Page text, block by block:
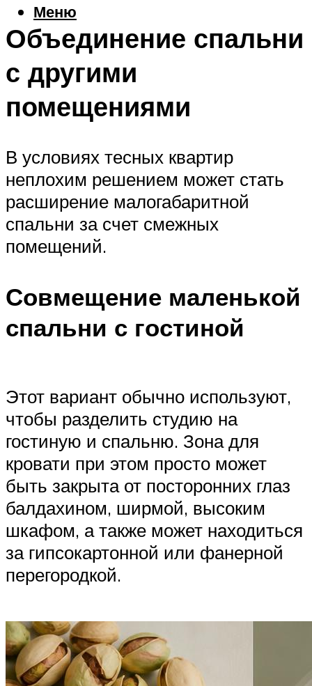
Меню
Объединение спальни
с другими
помещениями
В условиях тесных квартир
неплохим решением может стать
расширение малогабаритной
спальни за счет смежных
помещений.
Совмещение маленькой
спальни с гостиной
Этот вариант обычно используют,
чтобы разделить студию на
гостиную и спальню. Зона для
кровати при этом просто может
быть закрыта от посторонних глаз
балдахином, ширмой, высоким
шкафом, а также может находиться
за гипсокартонной или фанерной
перегородкой.